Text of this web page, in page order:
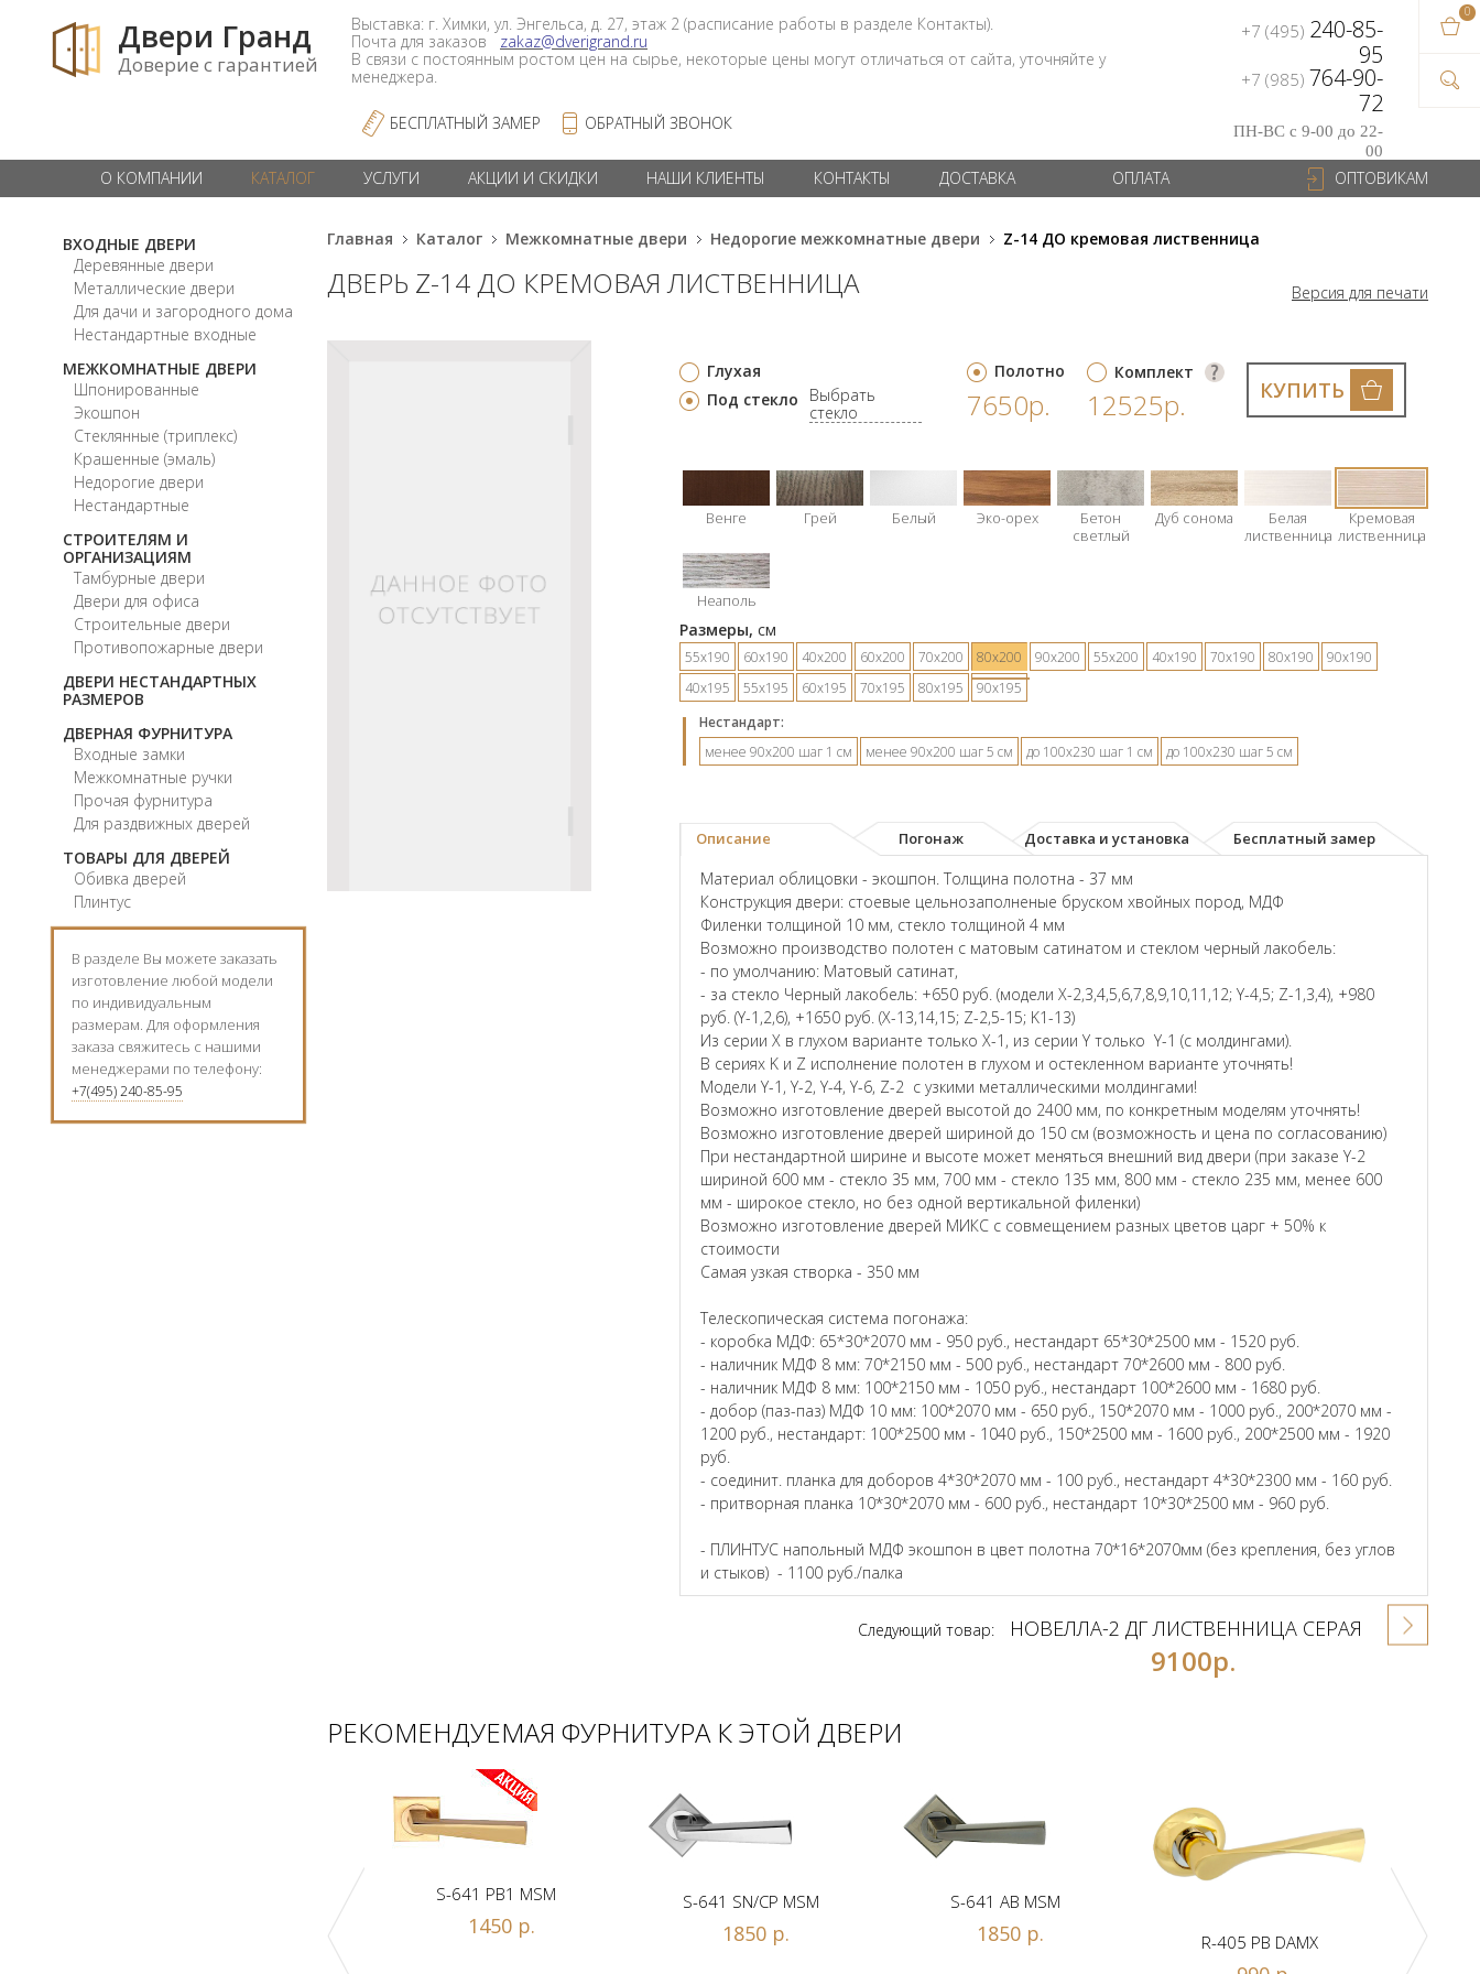
Двери Гранд
Доверие с гарантией
Выставка: г. Химки, ул. Энгельса, д. 27, этаж 2 (расписание работы в разделе Контакты).
Почта для заказов zakaz@dverigrand.ru
В связи с постоянным ростом цен на сырье, некоторые цены могут отличаться от сайта, уточняйте у
менеджера.
БЕСПЛАТНЫЙ ЗАМЕР ОБРАТНЫЙ ЗВОНОК
+7 (495) 240-85-
95
+7 (985) 764-90-
72
ПН-ВС с 9-00 до 22-
00
О КОМПАНИИ КАТАЛОГ УСЛУГИ АКЦИИ И СКИДКИ НАШИ КЛИЕНТЫ КОНТАКТЫ ДОСТАВКА ОПЛАТА ОПТОВИКАМ
ВХОДНЫЕ ДВЕРИ
Деревянные двери
Металлические двери
Для дачи и загородного дома
Нестандартные входные
МЕЖКОМНАТНЫЕ ДВЕРИ
Шпонированные
Экошпон
Стеклянные (триплекс)
Крашенные (эмаль)
Недорогие двери
Нестандартные
СТРОИТЕЛЯМ И
ОРГАНИЗАЦИЯМ
Тамбурные двери
Двери для офиса
Строительные двери
Противопожарные двери
ДВЕРИ НЕСТАНДАРТНЫХ
РАЗМЕРОВ
ДВЕРНАЯ ФУРНИТУРА
Входные замки
Межкомнатные ручки
Прочая фурнитура
Для раздвижных дверей
ТОВАРЫ ДЛЯ ДВЕРЕЙ
Обивка дверей
Плинтус
В разделе Вы можете заказать
изготовление любой модели
по индивидуальным
размерам. Для оформления
заказа свяжитесь с нашими
менеджерами по телефону:
+7(495) 240-85-95
Главная Каталог Межкомнатные двери Недорогие межкомнатные двери Z-14 ДО кремовая лиственница
Версия для печати
ДВЕРЬ Z-14 ДО КРЕМОВАЯ ЛИСТВЕННИЦА
Глухая
Под стекло
Выбрать
стекло
КУПИТЬ
Полотно
7650р.
Комплект
12525р.
Венге Грей Белый Эко-орех
Бетон
светлый
Дуб сонома
Белая
лиственница
Кремовая
лиственница
Неаполь
Размеры, см
55х190 60х190 40х200 60х200 70х200 80х200 90х200 55х200 40х190 70х190 80х190
90х190
40х195
55х195 60х195 70х195 80х195
90х195
Hестандарт:
менее 90х200 шаг 1 см
менее 90х200 шаг 5 см до 100х230 шаг 1 см до 100х230 шаг 5 см
Описание Погонаж Доставка и установка Бесплатный замер
Материал облицовки - экошпон. Толщина полотна - 37 мм
Конструкция двери: стоевые цельнозаполненые бруском хвойных пород, МДФ
Филенки толщиной 10 мм, стекло толщиной 4 мм
Возможно производство полотен с матовым сатинатом и стеклом черный лакобель:
- по умолчанию: Матовый сатинат,
- за стекло Черный лакобель: +650 руб. (модели Х-2,3,4,5,6,7,8,9,10,11,12; Y-4,5; Z-1,3,4), +980
руб. (Y-1,2,6), +1650 руб. (X-13,14,15; Z-2,5-15; K1-13)
Из серии X в глухом варианте только X-1, из серии Y только Y-1 (с молдингами).
В сериях K и Z исполнение полотен в глухом и остекленном варианте уточнять!
Модели Y-1, Y-2, Y-4, Y-6, Z-2 с узкими металлическими молдингами!
Возможно изготовление дверей высотой до 2400 мм, по конкретным моделям уточнять!
Возможно изготовление дверей шириной до 150 см (возможность и цена по согласованию)
При нестандартной ширине и высоте может меняться внешний вид двери (при заказе Y-2
шириной 600 мм - стекло 35 мм, 700 мм - стекло 135 мм, 800 мм - стекло 235 мм, менее 600
мм - широкое стекло, но без одной вертикальной филенки)
Возможно изготовление дверей МИКС с совмещением разных цветов царг + 50% к
стоимости
Самая узкая створка - 350 мм
Телескопическая система погонажа:
- коробка МДФ: 65*30*2070 мм - 950 руб., нестандарт 65*30*2500 мм - 1520 руб.
- наличник МДФ 8 мм: 70*2150 мм - 500 руб., нестандарт 70*2600 мм - 800 руб.
- наличник МДФ 8 мм: 100*2150 мм - 1050 руб., нестандарт 100*2600 мм - 1680 руб.
- добор (паз-паз) МДФ 10 мм: 100*2070 мм - 650 руб., 150*2070 мм - 1000 руб., 200*2070 мм -
1200 руб., нестандарт: 100*2500 мм - 1040 руб., 150*2500 мм - 1600 руб., 200*2500 мм - 1920
руб.
- соединит. планка для доборов 4*30*2070 мм - 100 руб., нестандарт 4*30*2300 мм - 160 руб.
- притворная планка 10*30*2070 мм - 600 руб., нестандарт 10*30*2500 мм - 960 руб.
- ПЛИНТУС напольный МДФ экошпон в цвет полотна 70*16*2070мм (без крепления, без углов
и стыков) - 1100 руб./палка
Следующий товар: НОВЕЛЛА-2 ДГ ЛИСТВЕННИЦА СЕРАЯ
9100р.
РЕКОМЕНДУЕМАЯ ФУРНИТУРА К ЭТОЙ ДВЕРИ
S-641 PB1 MSM
1450 р.
S-641 SN/CP MSM
1850 р.
S-641 AB MSM
1850 р. R-405 PB DAMX
0
В
на